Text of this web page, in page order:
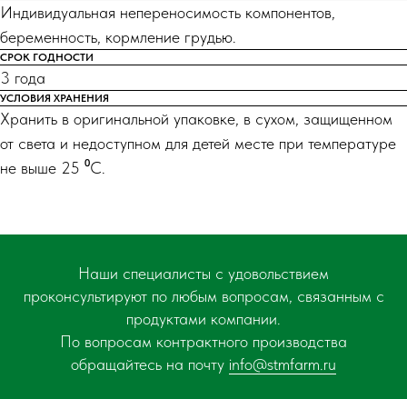
Индивидуальная непереносимость компонентов,
беременность, кормление грудью.
СРОК ГОДНОСТИ
3 года
УСЛОВИЯ ХРАНЕНИЯ
Хранить в оригинальной упаковке, в сухом, защищенном
от света и недоступном для детей месте при температуре
не выше 25 ⁰С.
Наши специалисты с удовольствием
проконсультируют по любым вопросам, связанным с
продуктами компании.
По вопросам контрактного производства
обращайтесь на почту info@stmfarm.ru